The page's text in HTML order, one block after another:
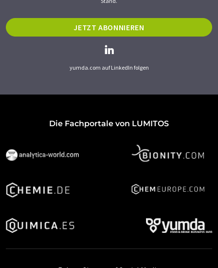
JETZT ABONNIEREN
yumda.com auf LinkedIn folgen
Die Fachportale von LUMITOS